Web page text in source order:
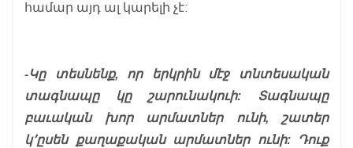
համար այդ ալ կարելի չէ:
-Կը տեսնենք, որ երկրին մէջ տնտեսական
տագնապը կը շարունակուի: Տագնապը
բաւական խոր արմատներ ունի, շատեր
կ՚ըսեն քաղաքական արմատներ ունի: Դուք